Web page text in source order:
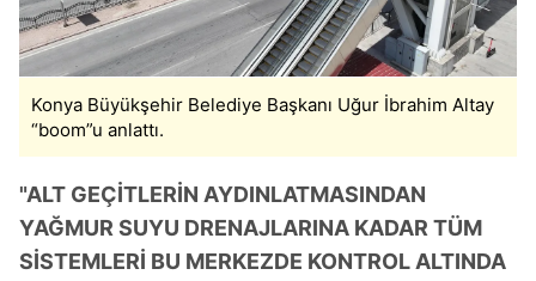
Konya Büyükşehir Belediye Başkanı Uğur İbrahim Altay
“boom”u anlattı.
"ALT GEÇİTLERİN AYDINLATMASINDAN
YAĞMUR SUYU DRENAJLARINA KADAR TÜM
SİSTEMLERİ BU MERKEZDE KONTROL ALTINDA